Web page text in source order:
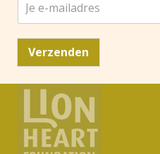
e
-
a
i
Verzenden